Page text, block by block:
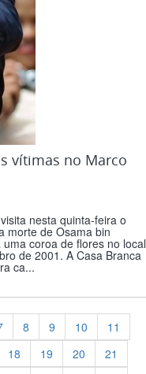
vítimas no Marco
nesta quinta-feira o
morte de Osama bin
coroa de flores no local
de 2001. A Casa Branca
ca...
8 9 10
11
18 19 20
21